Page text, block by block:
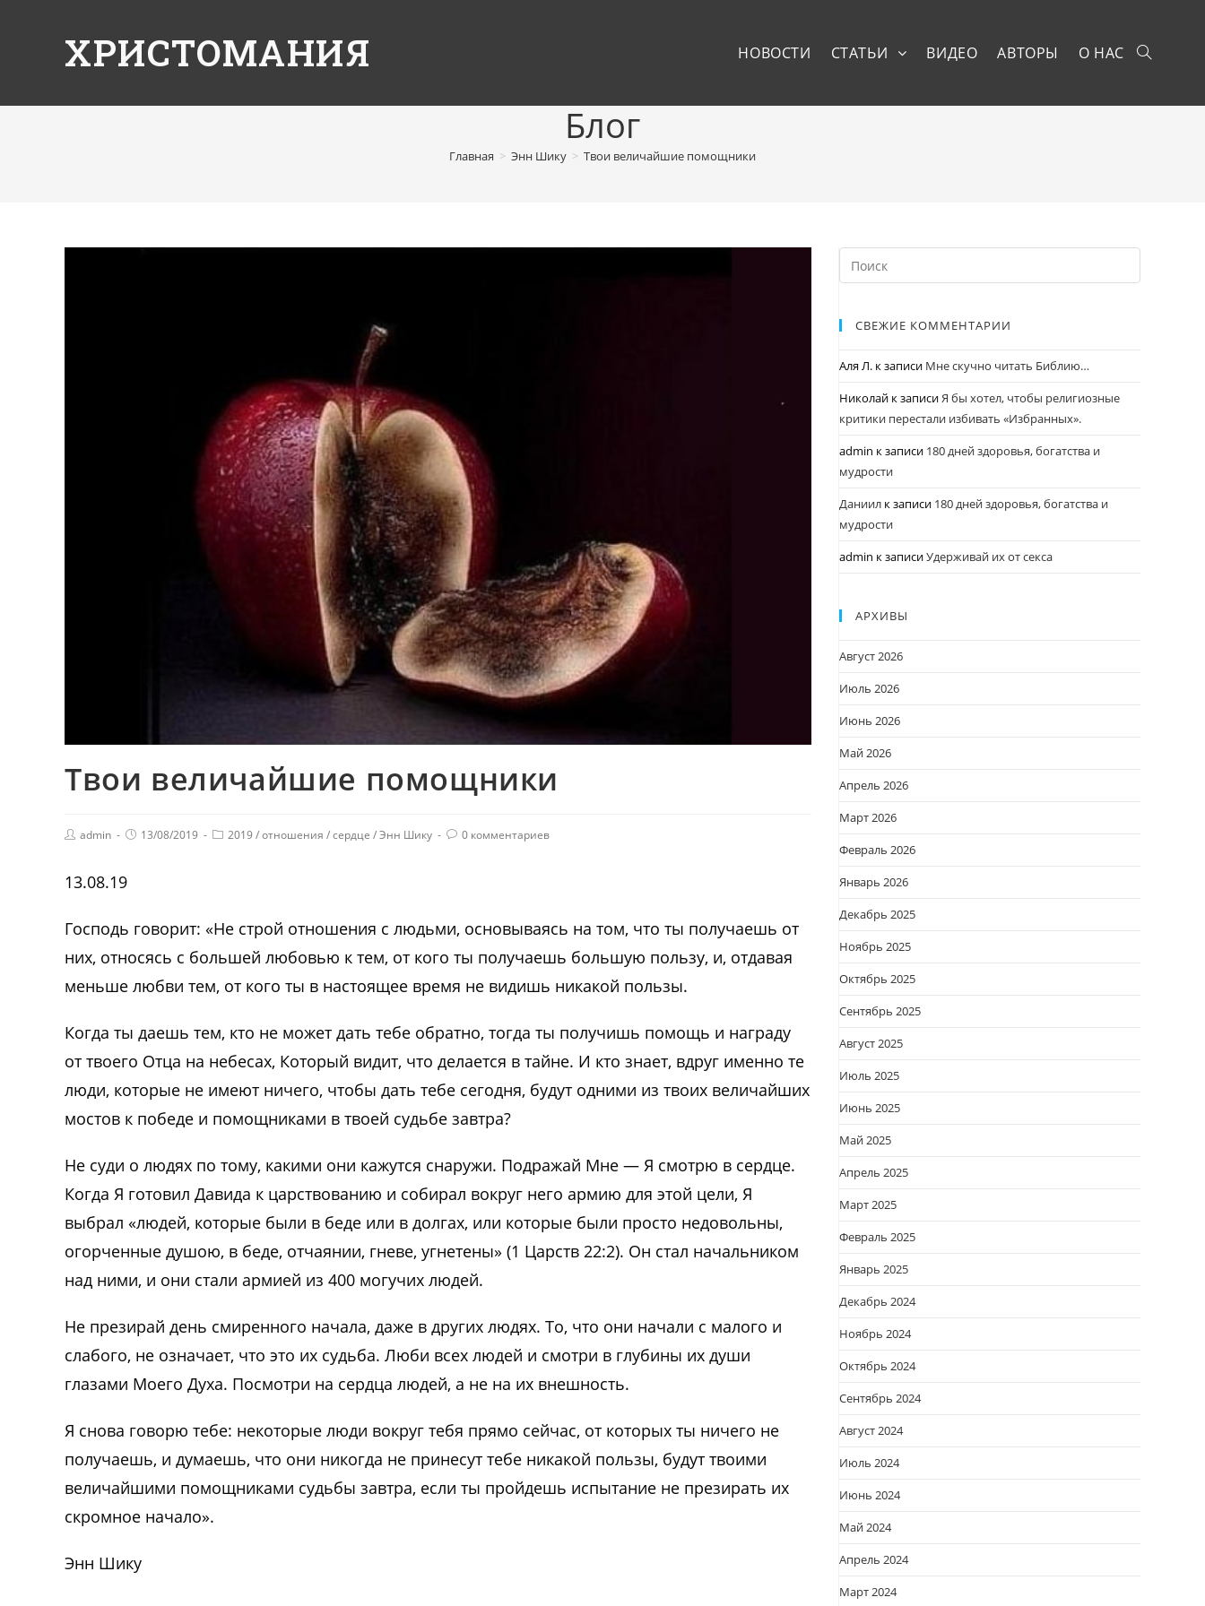
ХРИСТОМАНИЯ НОВОСТИ СТАТЬИ ВИДЕО АВТОРЫ О НАС
Блог
Главная > Энн Шику > Твои величайшие помощники
Твои величайшие помощники
admin 13/08/2019 2019/отношения /сердце /Энн Шику 0 комментариев
13.08.19
Господь говорит: «Не строй отношения с людьми, основываясь на том, что ты получаешь от
них, относясь с большей любовью к тем, от кого ты получаешь большую пользу, и, отдавая
меньше любви тем, от кого ты в настоящее время не видишь никакой пользы.
Когда ты даешь тем, кто не может дать тебе обратно, тогда ты получишь помощь и награду
от твоего Отца на небесах, Который видит, что делается в тайне. И кто знает, вдруг именно те
люди, которые не имеют ничего, чтобы дать тебе сегодня, будут одними из твоих величайших
мостов к победе и помощниками в твоей судьбе завтра?
Не суди о людях по тому, какими они кажутся снаружи. Подражай Мне — Я смотрю в сердце.
Когда Я готовил Давида к царствованию и собирал вокруг него армию для этой цели, Я
выбрал «людей, которые были в беде или в долгах, или которые были просто недовольны,
огорченные душою, в беде, отчаянии, гневе, угнетены» (1 Царств 22:2). Он стал начальником
над ними, и они стали армией из 400 могучих людей.
Не презирай день смиренного начала, даже в других людях. То, что они начали с малого и
слабого, не означает, что это их судьба. Люби всех людей и смотри в глубины их души
глазами Моего Духа. Посмотри на сердца людей, а не на их внешность.
Я снова говорю тебе: некоторые люди вокруг тебя прямо сейчас, от которых ты ничего не
получаешь, и думаешь, что они никогда не принесут тебе никакой пользы, будут твоими
величайшими помощниками судьбы завтра, если ты пройдешь испытание не презирать их
скромное начало».
Энн Шику
СВЕЖИЕ КОММЕНТАРИИ
Аля Л. к записи Мне скучно читать Библию…
Николай к записиЯ бы хотел, чтобы религиозные
критики перестали избивать «Избранных».
admin к записи 180 дней здоровья, богатства и
мудрости
Даниил к записи 180 дней здоровья, богатства и
мудрости
admin к записиУдерживай их от секса
АРХИВЫ
Август 2026
Июль 2026
Июнь 2026
Май 2026
Апрель 2026
Март 2026
Февраль 2026
Январь 2026
Декабрь 2025
Ноябрь 2025
Октябрь 2025
Сентябрь 2025
Август 2025
Июль 2025
Июнь 2025
Май 2025
Апрель 2025
Март 2025
Февраль 2025
Январь 2025
Декабрь 2024
Ноябрь 2024
Октябрь 2024
Сентябрь 2024
Август 2024
Июль 2024
Июнь 2024
Май 2024
Апрель 2024
Март 2024